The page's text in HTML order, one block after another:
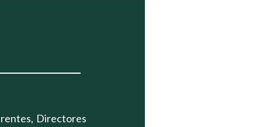
Directores